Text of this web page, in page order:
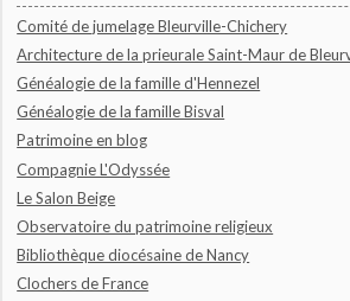
Comité de jumelage Bleurville-Chichery
Architecture de la prieurale Saint-Maur de
Généalogie de la famille d'Hennezel
Généalogie de la famille Bisval
Patrimoine en blog
Compagnie L'Odyssée
Le Salon Beige
Observatoire du patrimoine religieux
Bibliothèque diocésaine de Nancy
Clochers de France